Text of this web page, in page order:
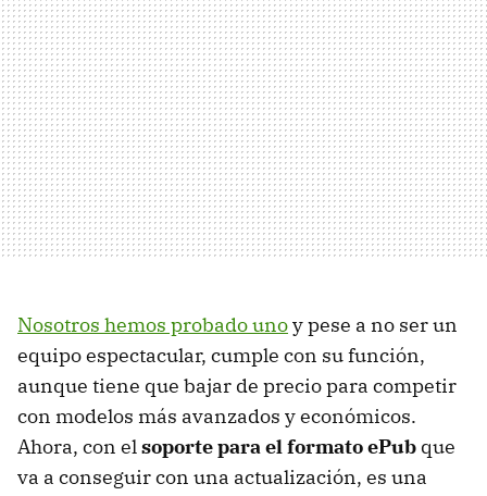
Nosotros hemos probado unoy pese a no ser un
equipo espectacular, cumple con su función,
aunque tiene que bajar de precio para competir
con modelos más avanzados y económicos.
Ahora, con elsoporte para el formato ePub que
va a conseguir con una actualización, es una